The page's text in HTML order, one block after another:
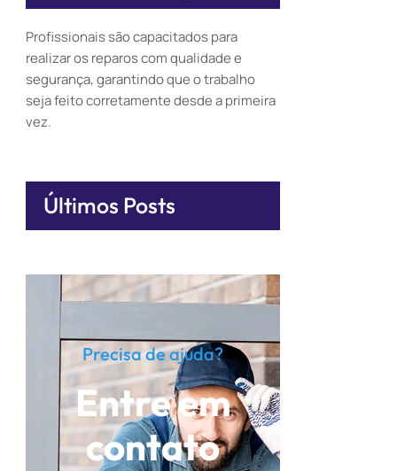
Profissionais são capacitados para
realizar os reparos com qualidade e
segurança, garantindo que o trabalho
seja feito corretamente desde a primeira
vez.
Últimos Posts
Precisa de ajuda?
Entre em
contato